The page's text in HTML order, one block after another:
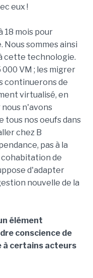
eux !
18 mois pour
sommes ainsi
cette technologie.
VM ; les migrer
continuerons de
virtualisé, en
n'avons
nos oeufs dans
chez B
pas à la
cohabitation de
d'adapter
nouvelle de la
élément
conscience de
à certains acteurs